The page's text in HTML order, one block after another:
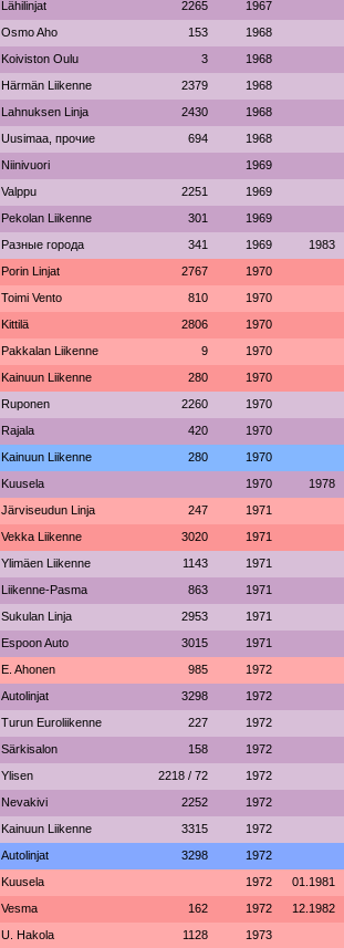
Lähilinjat 2265 1967
Osmo Aho 153 1968
Koiviston Oulu 3 1968
Härmän Liikenne 2379 1968
Lahnuksen Linja 2430 1968
Uusimaa, прочие 694 1968
Niinivuori 1969
Valppu 2251 1969
Pekolan Liikenne 301 1969
Разные города 341 1969 1983
Porin Linjat 2767 1970
Toimi Vento 810 1970
Kittilä 2806 1970
Pakkalan Liikenne 9 1970
Kainuun Liikenne 280 1970
Ruponen 2260 1970
Rajala 420 1970
Kainuun Liikenne 280 1970
Kuusela 1970 1978
Järviseudun Linja 247 1971
Vekka Liikenne 3020 1971
Ylimäen Liikenne 1143 1971
Liikenne-Pasma 863 1971
Sukulan Linja 2953 1971
Espoon Auto 3015 1971
E. Ahonen 985 1972
Autolinjat 3298 1972
Turun Euroliikenne 227 1972
Särkisalon 158 1972
Ylisen 2218 / 72 1972
Nevakivi 2252 1972
Kainuun Liikenne 3315 1972
Autolinjat 3298 1972
Kuusela 1972 01.1981
Vesma 162 1972 12.1982
U. Hakola 1128 1973